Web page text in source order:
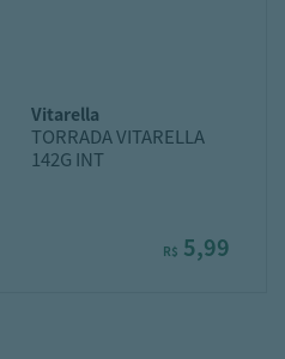
vitarella
TORRADA VITARELLA
142G INT
R$ 5,99